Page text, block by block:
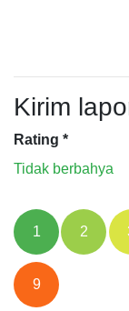
Kirim
Rating *
Tidak berbahya
1 2
9